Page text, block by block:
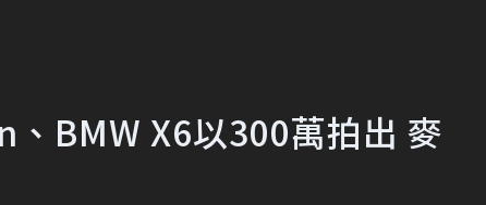
BMW X6以300萬拍出 麥